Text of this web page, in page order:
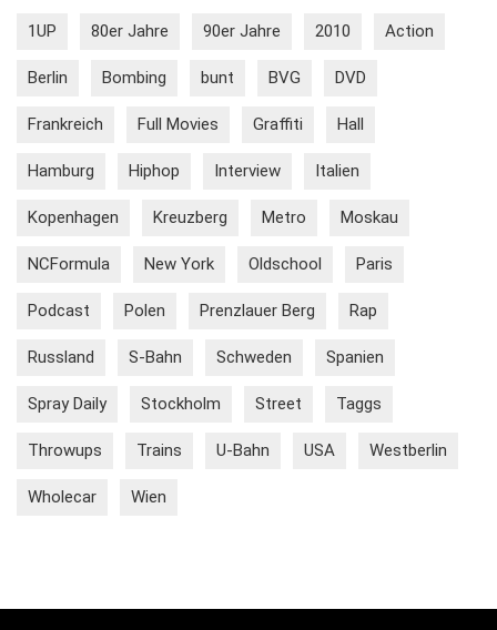
1UP 80er Jahre 90er Jahre 2010 Action
Berlin Bombing bunt BVG DVD
Frankreich Full Movies Graffiti Hall
Hamburg Hiphop Interview Italien
Kopenhagen Kreuzberg Metro Moskau
NCFormula New York Oldschool Paris
Podcast Polen Prenzlauer Berg Rap
Russland S-Bahn Schweden Spanien
Spray Daily Stockholm Street Taggs
Throwups Trains U-Bahn USA Westberlin
Wholecar Wien